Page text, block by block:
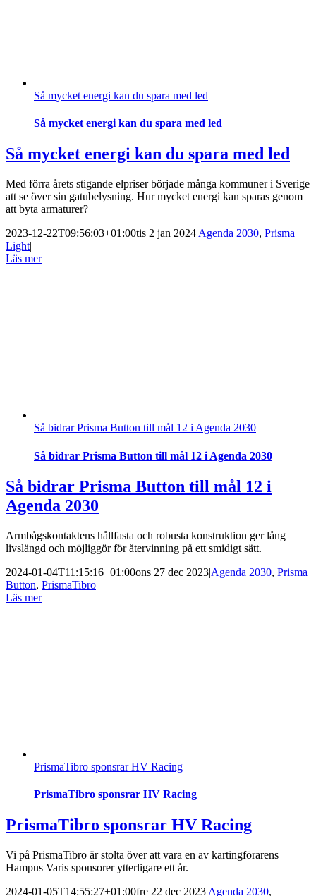
Så mycket energi kan du spara med led
Så mycket energi kan du spara med led
Så mycket energi kan du spara med led
Med förra årets stigande elpriser började många kommuner i Sverige
att se över sin gatubelysning. Hur mycket energi kan sparas genom
att byta armaturer?
2023-12-22T09:56:03+01:00tis 2 jan 2024|Agenda 2030, Prisma
Light|
Läs mer
Så bidrar Prisma Button till mål 12 i Agenda 2030
Så bidrar Prisma Button till mål 12 i Agenda 2030
Så bidrar Prisma Button till mål 12 i
Agenda 2030
Armbågskontaktens hållfasta och robusta konstruktion ger lång
livslängd och möjliggör för återvinning på ett smidigt sätt.
2024-01-04T11:15:16+01:00ons 27 dec 2023|Agenda 2030, Prisma
Button, PrismaTibro|
Läs mer
PrismaTibro sponsrar HV Racing
PrismaTibro sponsrar HV Racing
PrismaTibro sponsrar HV Racing
Vi på PrismaTibro är stolta över att vara en av kartingförarens
Hampus Varis sponsorer ytterligare ett år.
2024-01-05T14:55:27+01:00fre 22 dec 2023|Agenda 2030,